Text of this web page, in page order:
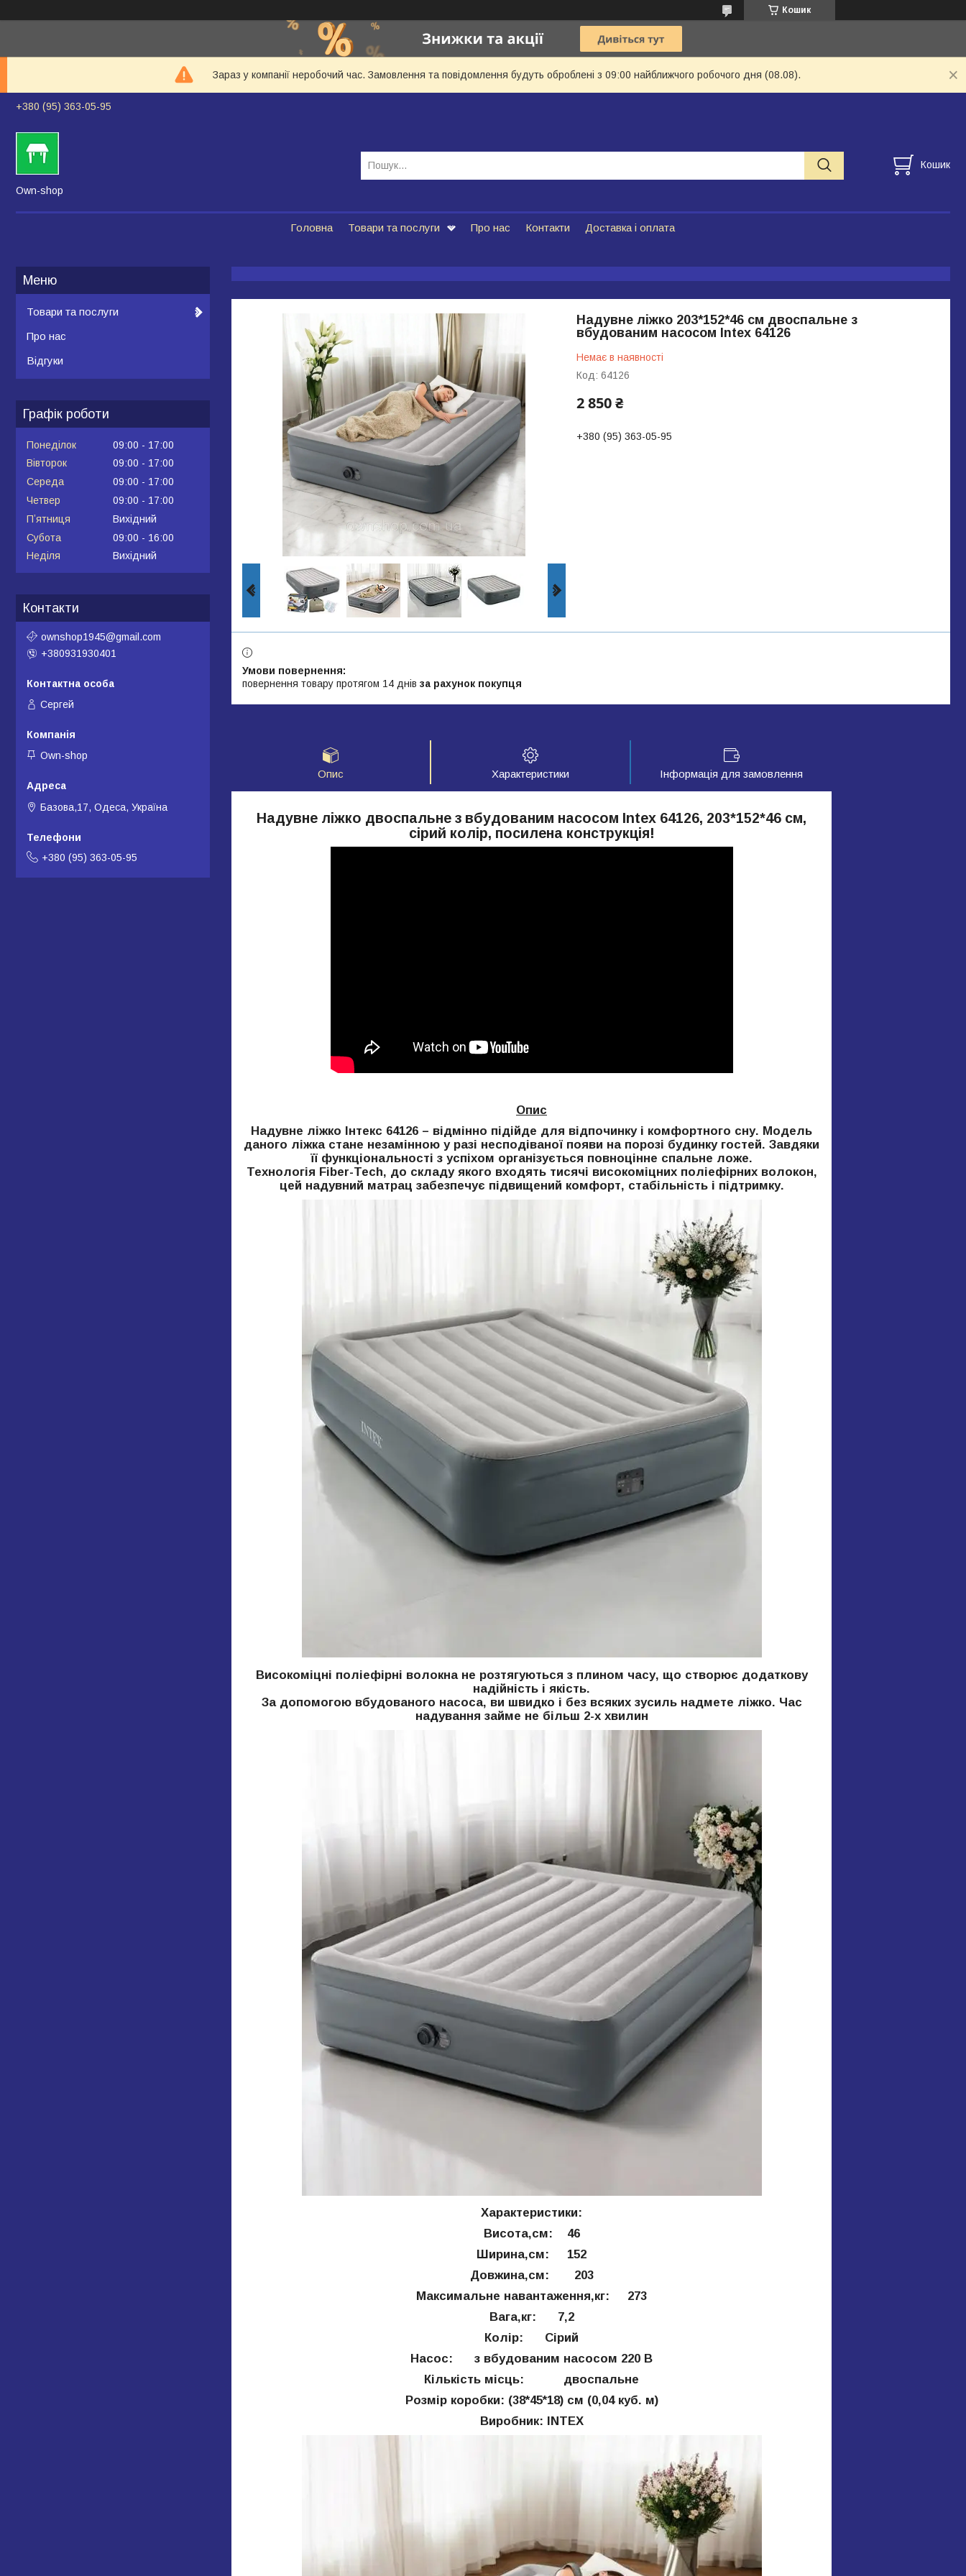
Кошик
Зараз у компанії неробочий час. Замовлення та повідомлення будуть оброблені з 09:00 найближчого робочого дня (08.08).
+380 (95) 363-05-95
Own-shop
Кошик
Головна Товари та послуги Про нас Контакти Доставка і оплата
Надувне ліжко 203*152*46 см двоспальне з
вбудованим насосом Intex 64126
Немає в наявності
Код: 64126
2 850 ₴
+380 (95) 363-05-95
повернення товару протягом 14 днів за рахунок покупця
Опис Характеристики Інформація для замовлення
Надувне ліжко двоспальне з вбудованим насосом Intex 64126, 203*152*46 см,
сірий колір, посилена конструкція!
Опис
Надувне ліжко Інтекс 64126 – відмінно підійде для відпочинку і комфортного сну. Модель
даного ліжка стане незамінною у разі несподіваної появи на порозі будинку гостей. Завдяки
її функціональності з успіхом організується повноцінне спальне ложе.
Технологія Fiber-Tech, до складу якого входять тисячі високоміцних поліефірних волокон,
цей надувний матрац забезпечує підвищений комфорт, стабільність і підтримку.
Високоміцні поліефірні волокна не розтягуються з плином часу, що створює додаткову
надійність і якість.
За допомогою вбудованого насоса, ви швидко і без всяких зусиль надмете ліжко. Час
надування займе не більш 2-х хвилин
Характеристики:
Висота,см: 46
Ширина,см: 152
Довжина,см: 203
Максимальне навантаження,кг:
273
Вага,кг:
7,2
Колір: Сірий
Насос: з вбудованим насосом 220 В
Кількість місць: двоспальне
Розмір коробки: (38*45*18) см (0,04 куб. м)
Виробник:
INTEX
Товари та послуги
Про нас
Відгуки
Графік роботи
Понеділок 09:00
17:00
Вівторок
09:00
17:00
Середа
09:00
17:00
Четвер
09:00
17:00
Пʼятниця
Вихідний
Субота
09:00
16:00
Неділя
Вихідний
Контакти
ownshop1945@gmail.com
+380931930401
Сергей
Own-shop
Базова,17, Одеса, Україна
+380 (95) 363-05-95